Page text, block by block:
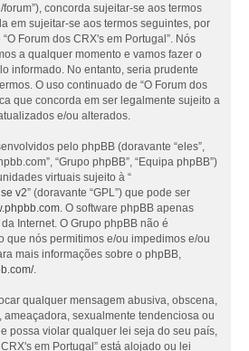
forum”), concorda sujeitar-se aos termos
em sujeitar-se aos termos seguintes, por
Forum dos CRX's em Portugal”. Nós
a qualquer momento e vamos fazer o
informado. No entanto, seria prudente
O uso continuado de “O Forum dos
que concorda em ser legalmente sujeito a
e/ou alterados.
pelo phpBB (doravante “eles”,
“Grupo phpBB”, “Equipa phpBB”)
virtuais sujeito à “
v2” (doravante “GPL”) que pode ser
. O software phpBB apenas
Internet. O Grupo phpBB não é
que nós permitimos e/ou impedimos e/ou
mais informações sobre o phpBB,
.
qualquer mensagem abusiva, obscena,
ameaçadora, sexualmente tendenciosa ou
possa violar qualquer lei seja do seu país,
em Portugal” está alojado ou lei